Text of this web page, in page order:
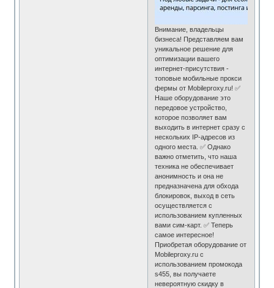
Внимание, владельцы
бизнеса! Представляем вам
уникальное решение для
оптимизации вашего
интернет-присутствия -
топовые мобильные прокси
фермы от Mobileproxy.ru! ✅
Наше оборудование это
передовое устройство,
которое позволяет вам
выходить в интернет сразу с
нескольких IP-адресов из
одного места. ✅ Однако
важно отметить, что наша
техника не обеспечивает
анонимность и она не
предназначена для обхода
блокировок, выход в сеть
осуществляется с
использованием купленных
вами сим-карт. ✅ Теперь
самое интересное!
Приобретая оборудование от
Mobileproxy.ru с
использованием промокода
s455, вы получаете
невероятную скидку в